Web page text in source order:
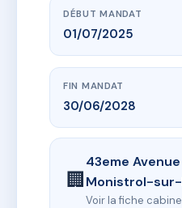
DÉBUT MANDAT
01/07/2025
FIN MANDAT
30/06/2028
🏢
43eme
Monistrol-
Voir la fiche